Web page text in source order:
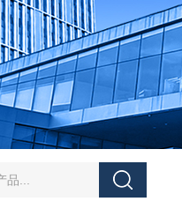
准仪 JDSF100KN电子式拉